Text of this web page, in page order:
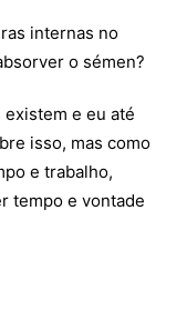
internas no
o sémen?
e eu até
isso, mas como
e trabalho,
tempo e vontade